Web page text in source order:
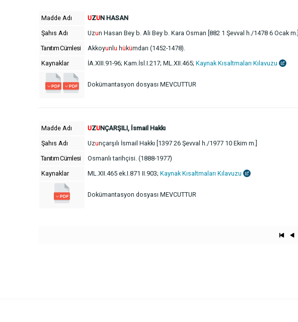
Madde Adı UZUN HASAN
Şahıs Adı
Uzun Hasan Bey b. Ali Bey b. Kara Osman [882 1 Şevval h./1478 6 Ocak m.]
Tanıtım Cümlesi
Akkoyunl u hü kümdarı (1452-1478).
Kaynaklar
İA.XIII.91-96; Kam.İsl.I.217; ML.XII.465; Kaynak Kısaltmaları Kılavuzu
Dokümantasyon dosyası MEVCUTTUR
Madde Adı UZUNÇARŞILI, İsmail Hakkı
Şahıs Adı
Uzunçarşılı İsmail Hakkı [1397 26 Şevval h./1977 10 Ekim m.]
Tanıtım Cümlesi
Osmanlı tarihçisi. (1888-1977)
Kaynaklar
ML.XII.465 ek.I.871 II.903; Kaynak Kısaltmaları Kılavuzu
Dokümantasyon dosyası MEVCUTTUR